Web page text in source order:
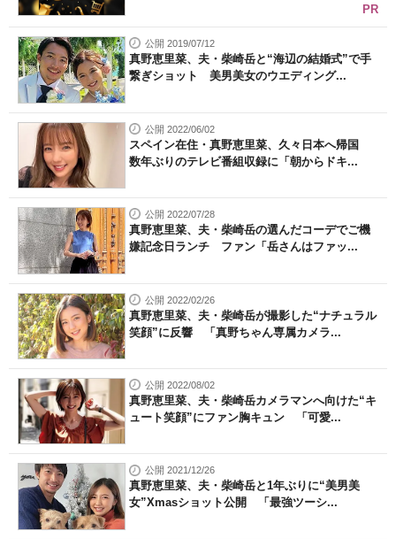
PR
公開 2019/07/12
真野恵里菜、夫・柴崎岳と“海辺の結婚式”で手
繋ぎショット 美男美女のウエディング...
公開 2022/06/02
スペイン在住・真野恵里菜、久々日本へ帰国
数年ぶりのテレビ番組収録に「朝からドキ...
公開 2022/07/28
真野恵里菜、夫・柴崎岳の選んだコーデでご機
嫌記念日ランチ ファン「岳さんはファッ...
公開 2022/02/26
真野恵里菜、夫・柴崎岳が撮影した“ナチュラル
笑顔”に反響 「真野ちゃん専属カメラ...
公開 2022/08/02
真野恵里菜、夫・柴崎岳カメラマンへ向けた“キ
ュート笑顔”にファン胸キュン 「可愛...
公開 2021/12/26
真野恵里菜、夫・柴崎岳と1年ぶりに“美男美
女”Xmasショット公開 「最強ツーシ...